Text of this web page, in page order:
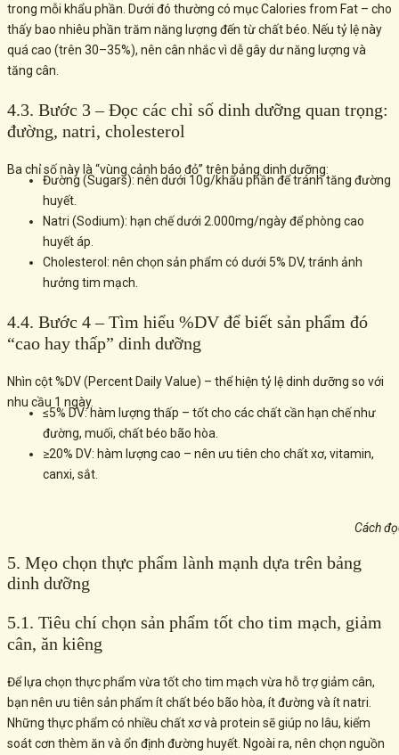
trong mỗi khẩu phần. Dưới đó thường có mục Calories from Fat – cho
thấy bao nhiêu phần trăm năng lượng đến từ chất béo. Nếu tỷ lệ này
quá cao (trên 30–35%), nên cân nhắc vì dễ gây dư năng lượng và
tăng cân.
4.3. Bước 3 – Đọc các chỉ số dinh dưỡng quan trọng:
đường, natri, cholesterol
Ba chỉ số này là “vùng cảnh báo đỏ” trên bảng dinh dưỡng:
Đường (Sugars): nên dưới 10g/khẩu phần để tránh tăng đường
huyết.
Natri (Sodium): hạn chế dưới 2.000mg/ngày để phòng cao
huyết áp.
Cholesterol: nên chọn sản phẩm có dưới 5% DV, tránh ảnh
hưởng tim mạch.
4.4. Bước 4 – Tìm hiểu %DV để biết sản phẩm đó
“cao hay thấp” dinh dưỡng
Nhìn cột %DV (Percent Daily Value) – thể hiện tỷ lệ dinh dưỡng so với
nhu cầu 1 ngày.
≤5% DV: hàm lượng thấp – tốt cho các chất cần hạn chế như
đường, muối, chất béo bão hòa.
≥20% DV: hàm lượng cao – nên ưu tiên cho chất xơ, vitamin,
canxi, sắt.
Cách
5. Mẹo chọn thực phẩm lành mạnh dựa trên bảng
dinh dưỡng
5.1. Tiêu chí chọn sản phẩm tốt cho tim mạch, giảm
cân, ăn kiêng
Để lựa chọn thực phẩm vừa tốt cho tim mạch vừa hỗ trợ giảm cân,
bạn nên ưu tiên sản phẩm ít chất béo bão hòa, ít đường và ít natri.
Những thực phẩm có nhiều chất xơ và protein sẽ giúp no lâu, kiểm
soát cơn thèm ăn và ổn định đường huyết. Ngoài ra, nên chọn nguồn